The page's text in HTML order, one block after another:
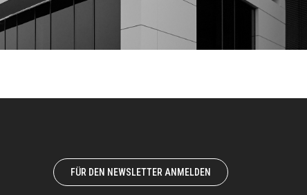
FÜR DEN NEWSLETTER ANMELDEN